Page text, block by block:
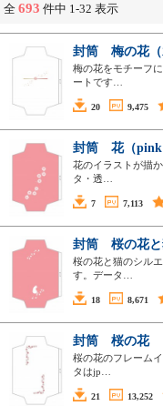
全 693 件中 1-32 表示
封筒 梅の花（
梅の花をモチーフ
ートです…
20 9,475
封筒 花（pink
花のイラストが描
タ・透…
7 7,113
封筒 桜の花
桜の花と猫のシル
す。データ…
18 8,671
封筒 桜の花
桜の花のフレーム
タはjp…
21 13,252